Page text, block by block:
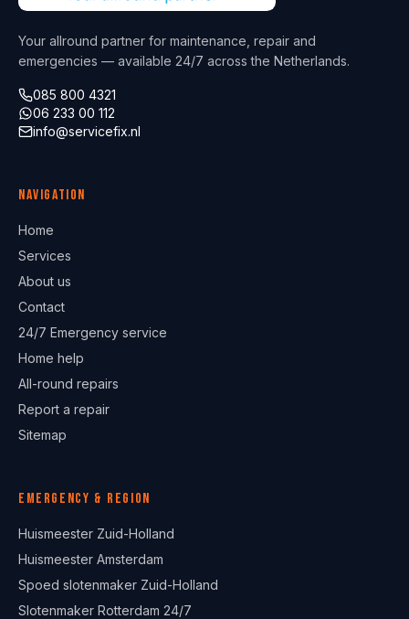
Your allround partner for maintenance, repair and
emergencies — available 24/7 across the Netherlands.
085 800 4321
06 233 00 112
info@servicefix.nl
Navigation
Home
Services
About us
Contact
24/7 Emergency service
Home help
All-round repairs
Report a repair
Sitemap
Emergency & region
Huismeester Zuid-Holland
Huismeester Amsterdam
Spoed slotenmaker Zuid-Holland
Slotenmaker Rotterdam 24/7